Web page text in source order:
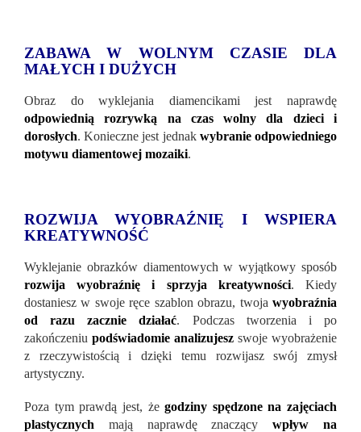
ZABAWA W WOLNYM CZASIE DLA
MAŁYCH I DUŻYCH
Obraz do wyklejania diamencikami jest naprawdę
odpowiednią rozrywką na czas wolny dla dzieci i
dorosłych. Konieczne jest jednak wybranie odpowiedniego
motywu diamentowej mozaiki.
ROZWIJA WYOBRAŹNIĘ I WSPIERA
KREATYWNOŚĆ
Wyklejanie obrazków diamentowych w wyjątkowy sposób
rozwija wyobraźnię i sprzyja kreatywności. Kiedy
dostaniesz w swoje ręce szablon obrazu, twoja wyobraźnia
od razu zacznie działać. Podczas tworzenia i po
zakończeniu podświadomie analizujesz swoje wyobrażenie
z rzeczywistością i dzięki temu rozwijasz swój zmysł
artystyczny.
Poza tym prawdą jest, żegodziny spędzone na zajęciach
plastycznych mają naprawdę znaczącywpływ na